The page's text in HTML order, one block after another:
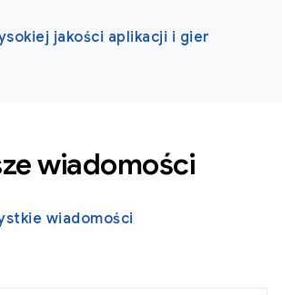
jakości aplikacji i gier
wiadomości
wiadomości